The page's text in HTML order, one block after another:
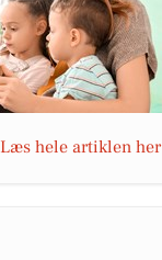
Læs hele artiklen her